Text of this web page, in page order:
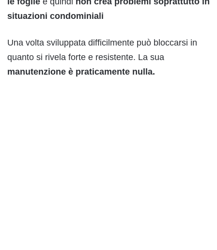
situazioni condominiali
Una volta sviluppata difficilmente può bloccarsi in
quanto si rivela forte e resistente. La sua
manutenzione è praticamente nulla.